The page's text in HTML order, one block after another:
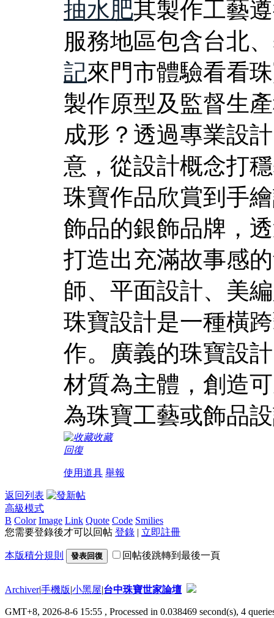
抽水肥其製作工藝
服務地區包含台北
記來門市體驗看看
製作原型及監督生
成形？透過專業設
意，從設計概念打
珠寶作品欣賞到手
飾品的銀飾品牌，
打造出充滿故事感
師、平面設計、美
珠寶設計是一種橫
作。廣義的珠寶設
材質為主體，創造
為珠寶工藝或飾品
收藏
回復
使用道具 舉報
返回列表
高級模式
B Color Image Link Quote Code Smilies
您需要登錄後才可以回帖 登錄 | 立即註冊
本版積分規則 發表回復 回帖後跳轉到最後一頁
Archiver|手機版|小黑屋|台中珠寶世家論壇
GMT+8, 2026-8-6 15:55 , Processed in 0.038469 second(s), 4